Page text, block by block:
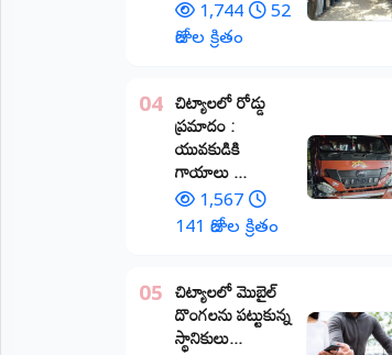
1,744
52
రోజుల క్రితం
04 చిట్యాలలో రోడ్డు
ప్రమాదం :
యువకుడికి
గాయాలు ​...
1,567
141 రోజుల క్రితం
05 చిట్యాలలో మొబైల్
దొంగలను పట్టుకున్న
స్థానికులు...